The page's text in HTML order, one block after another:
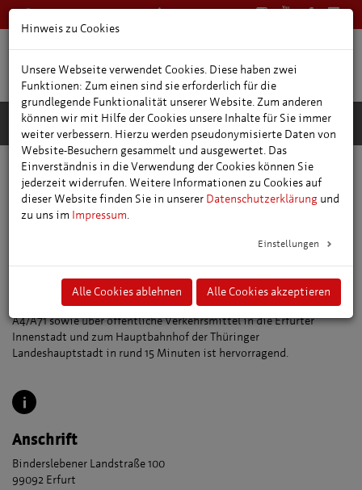
0361 66400
Lage, Anreise & Aufenthalt Flugzeug
Flughafen Erfurt-Weimar
Der Flughafen Erfurt-Weimar ist einer von 16 internationalen
Ausstattung, verfügt er über eine komplette Infrastruktur auf
höchstem Niveau. Auch die Anbindung an das Autobahnnetz über
A4/A71 sowie über öffentliche Verkehrsmittel in die Erfurter
Innenstadt und zum Hauptbahnhof der Thüringer
Landeshauptstadt in rund 15 Minuten ist hervorragend.
Anschrift
Binderslebener Landstraße 100
99092 Erfurt
Hinweis zu Cookies
Unsere Webseite verwendet Cookies. Diese haben zwei
Funktionen: Zum einen sind sie erforderlich für die
grundlegende Funktionalität unserer Website. Zum anderen
können wir mit Hilfe der Cookies unsere Inhalte für Sie immer
weiter verbessern. Hierzu werden pseudonymisierte Daten von
Website-Besuchern gesammelt und ausgewertet. Das
Einverständnis in die Verwendung der Cookies können Sie
jederzeit widerrufen. Weitere Informationen zu Cookies auf
dieser Website finden Sie in unserer Datenschutzerklärung und
zu uns im Impressum.
Einstellungen
Alle Cookies ablehnen Alle Cookies akzeptieren